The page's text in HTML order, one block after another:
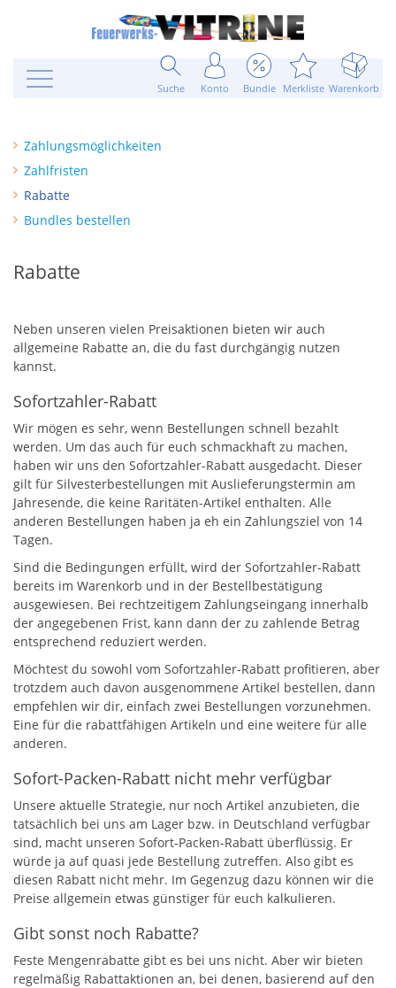
Suche Konto Bundle Merkliste Warenkorb
Zahlungsmöglichkeiten
Zahlfristen
Rabatte
Bundles bestellen
Rabatte
Neben unseren vielen Preisaktionen bieten wir auch
allgemeine Rabatte an, die du fast durchgängig nutzen
kannst.
Sofortzahler-Rabatt
Wir mögen es sehr, wenn Bestellungen schnell bezahlt
werden. Um das auch für euch schmackhaft zu machen,
haben wir uns den Sofortzahler-Rabatt ausgedacht. Dieser
gilt für Silvesterbestellungen mit Auslieferungstermin am
Jahresende, die keine Raritäten-Artikel enthalten. Alle
anderen Bestellungen haben ja eh ein Zahlungsziel von 14
Tagen.
Sind die Bedingungen erfüllt, wird der Sofortzahler-Rabatt
bereits im Warenkorb und in der Bestellbestätigung
ausgewiesen. Bei rechtzeitigem Zahlungseingang innerhalb
der angegebenen Frist, kann dann der zu zahlende Betrag
entsprechend reduziert werden.
Möchtest du sowohl vom Sofortzahler-Rabatt profitieren, aber
trotzdem auch davon ausgenommene Artikel bestellen, dann
empfehlen wir dir, einfach zwei Bestellungen vorzunehmen.
Eine für die rabattfähigen Artikeln und eine weitere für alle
anderen.
Sofort-Packen-Rabatt nicht mehr verfügbar
Unsere aktuelle Strategie, nur noch Artikel anzubieten, die
tatsächlich bei uns am Lager bzw. in Deutschland verfügbar
sind, macht unseren Sofort-Packen-Rabatt überflüssig. Er
würde ja auf quasi jede Bestellung zutreffen. Also gibt es
diesen Rabatt nicht mehr. Im Gegenzug dazu können wir die
Preise allgemein etwas günstiger für euch kalkulieren.
Gibt sonst noch Rabatte?
Feste Mengenrabatte gibt es bei uns nicht. Aber wir bieten
regelmäßig Rabattaktionen an, bei denen, basierend auf den